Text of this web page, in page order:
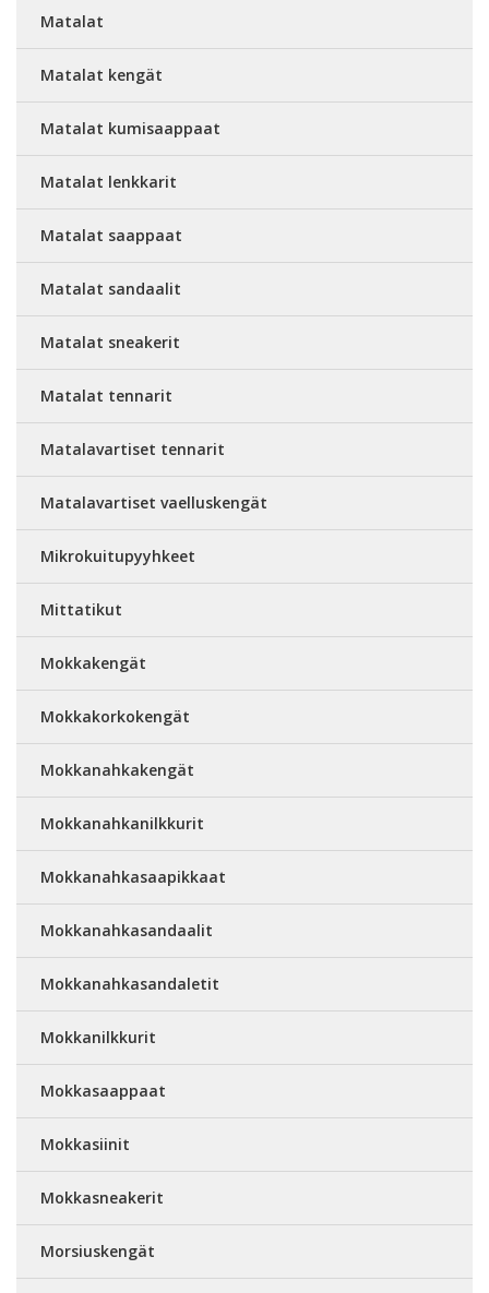
Matalat
Matalat kengät
Matalat kumisaappaat
Matalat lenkkarit
Matalat saappaat
Matalat sandaalit
Matalat sneakerit
Matalat tennarit
Matalavartiset tennarit
Matalavartiset vaelluskengät
Mikrokuitupyyhkeet
Mittatikut
Mokkakengät
Mokkakorkokengät
Mokkanahkakengät
Mokkanahkanilkkurit
Mokkanahkasaapikkaat
Mokkanahkasandaalit
Mokkanahkasandaletit
Mokkanilkkurit
Mokkasaappaat
Mokkasiinit
Mokkasneakerit
Morsiuskengät